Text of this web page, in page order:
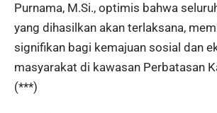
Purnama, M.Si., optimis bahwa
yang dihasilkan akan terlaksana,
signifikan bagi kemajuan sosial dan
masyarakat di kawasan Perbatasan
(***)